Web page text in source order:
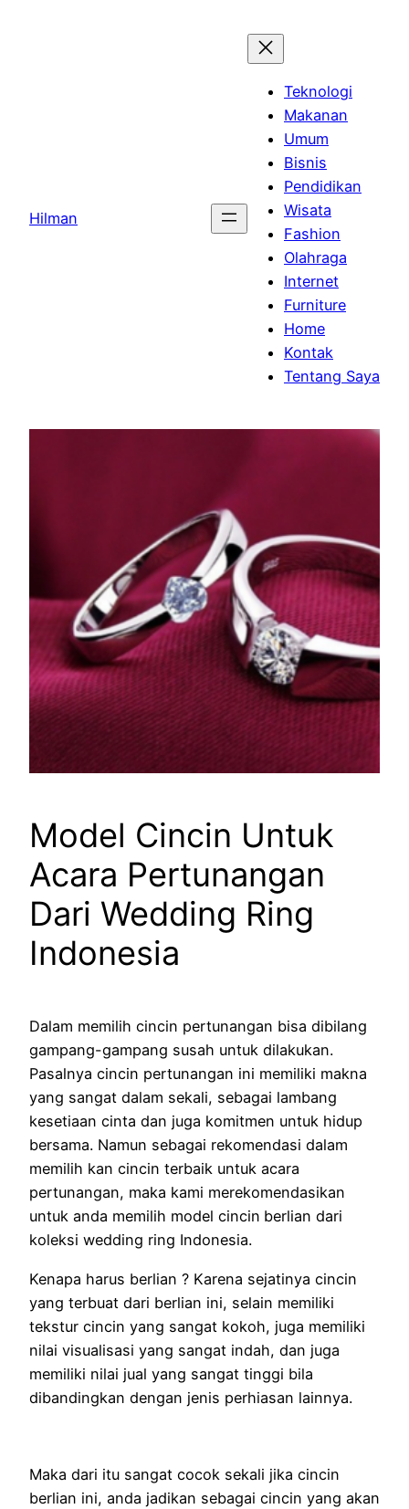
Hilman
Teknologi
Makanan
Umum
Bisnis
Pendidikan
Wisata
Fashion
Olahraga
Internet
Furniture
Home
Kontak
Tentang Saya
Model Cincin Untuk
Acara Pertunangan
Dari Wedding Ring
Indonesia
Dalam memilih cincin pertunangan bisa dibilang
gampang-gampang susah untuk dilakukan.
Pasalnya cincin pertunangan ini memiliki makna
yang sangat dalam sekali, sebagai lambang
kesetiaan cinta dan juga komitmen untuk hidup
bersama. Namun sebagai rekomendasi dalam
memilih kan cincin terbaik untuk acara
pertunangan, maka kami merekomendasikan
untuk anda memilih model cincin berlian dari
koleksi wedding ring Indonesia.
Kenapa harus berlian ? Karena sejatinya cincin
yang terbuat dari berlian ini, selain memiliki
tekstur cincin yang sangat kokoh, juga memiliki
nilai visualisasi yang sangat indah, dan juga
memiliki nilai jual yang sangat tinggi bila
dibandingkan dengan jenis perhiasan lainnya.
Maka dari itu sangat cocok sekali jika cincin
berlian ini, anda jadikan sebagai cincin yang akan